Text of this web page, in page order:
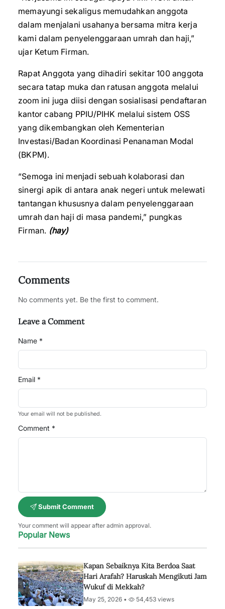
memayungi sekaligus memudahkan anggota
dalam menjalani usahanya bersama mitra kerja
kami dalam penyelenggaraan umrah dan haji,”
ujar Ketum Firman.
Rapat Anggota yang dihadiri sekitar 100 anggota
secara tatap muka dan ratusan anggota melalui
zoom ini juga diisi dengan sosialisasi pendaftaran
kantor cabang PPIU/PIHK melalui sistem OSS
yang dikembangkan oleh Kementerian
Investasi/Badan Koordinasi Penanaman Modal
(BKPM).
“Semoga ini menjadi sebuah kolaborasi dan
sinergi apik di antara anak negeri untuk melewati
tantangan khususnya dalam penyelenggaraan
umrah dan haji di masa pandemi,” pungkas
Firman. (hay)
Comments
No comments yet. Be the first to comment.
Leave a Comment
Name *
Email *
Your email will not be published.
Comment *
Submit Comment
Your comment will appear after admin approval.
Popular News
Kapan Sebaiknya Kita Berdoa Saat
Hari Arafah? Haruskah Mengikuti Jam
Wukuf di Mekkah?
May 25, 2026 • 54,453 views